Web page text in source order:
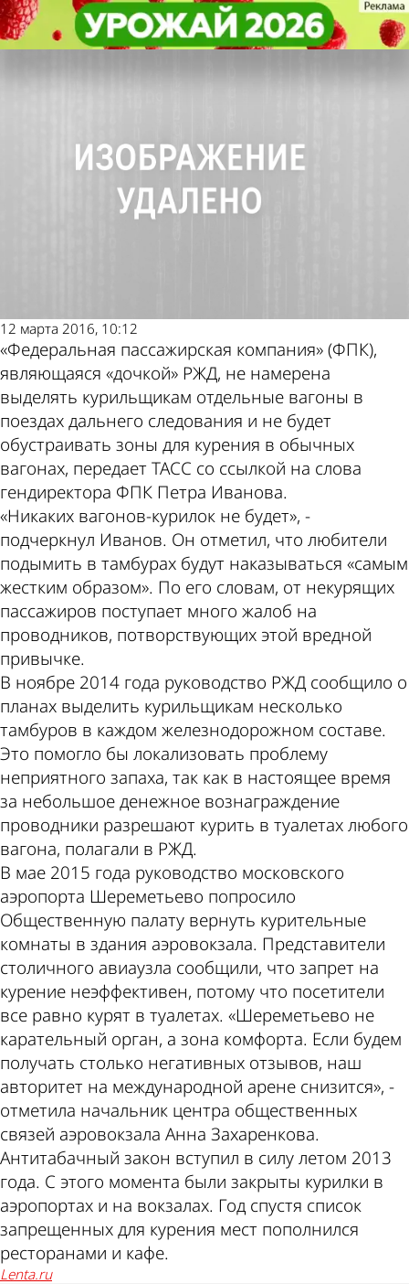
РЖД передумали создавать
вагоны для курильщиков
В стране и
мире
12 марта 2016, 10:12
«Федеральная пассажирская компания» (ФПК),
являющаяся «дочкой» РЖД, не намерена
выделять курильщикам отдельные вагоны в
поездах дальнего следования и не будет
обустраивать зоны для курения в обычных
вагонах, передает ТАСС со ссылкой на слова
гендиректора ФПК Петра Иванова.
«Никаких вагонов-курилок не будет», -
подчеркнул Иванов. Он отметил, что любители
подымить в тамбурах будут наказываться «самым
жестким образом». По его словам, от некурящих
пассажиров поступает много жалоб на
проводников, потворствующих этой вредной
привычке.
В ноябре 2014 года руководство РЖД сообщило о
планах выделить курильщикам несколько
тамбуров в каждом железнодорожном составе.
Это помогло бы локализовать проблему
неприятного запаха, так как в настоящее время
за небольшое денежное вознаграждение
проводники разрешают курить в туалетах любого
вагона, полагали в РЖД.
В мае 2015 года руководство московского
аэропорта Шереметьево попросило
Общественную палату вернуть курительные
комнаты в здания аэровокзала. Представители
столичного авиаузла сообщили, что запрет на
курение неэффективен, потому что посетители
все равно курят в туалетах. «Шереметьево не
карательный орган, а зона комфорта. Если будем
получать столько негативных отзывов, наш
авторитет на международной арене снизится», -
отметила начальник центра общественных
связей аэровокзала Анна Захаренкова.
Антитабачный закон вступил в силу летом 2013
года. С этого момента были закрыты курилки в
аэропортах и на вокзалах. Год спустя список
запрещенных для курения мест пополнился
ресторанами и кафе.
lenta.ru
РЖД передумали создавать
вагоны для курильщиков
В стране и
мире
Последние
Погода и курсы